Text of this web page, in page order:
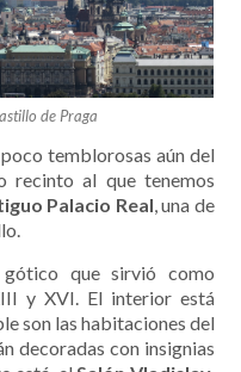
de Praga
temblorosas aún del
recinto al que tenemos
Palacio Real, una de
que sirvió como
y XVI. El interior está
son las habitaciones del
decoradas con insignias